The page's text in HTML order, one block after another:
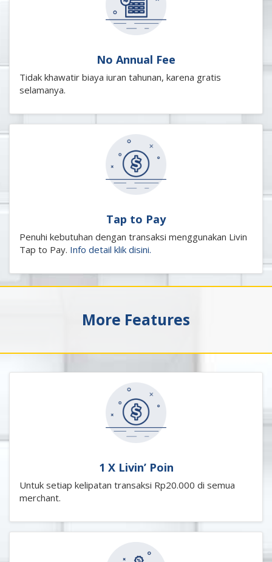
No Annual Fee
Tidak khawatir biaya iuran tahunan, karena gratis
selamanya.
Tap to Pay
Penuhi kebutuhan dengan transaksi menggunakan Livin
Tap to Pay. Info detail klik disini.
More Features
1 X Livin’ Poin
Untuk setiap kelipatan transaksi Rp20.000 di semua
merchant.